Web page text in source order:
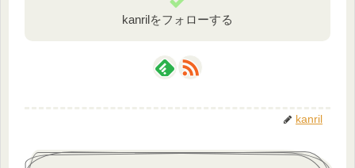
kanrilをフォローする
kanril